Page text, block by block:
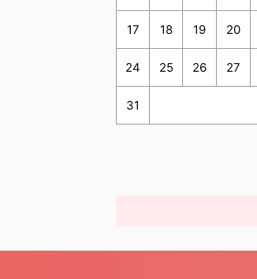
17 18 19 20
24 25 26 27
31